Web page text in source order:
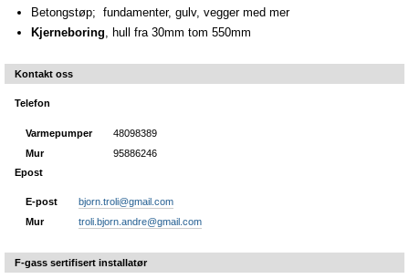
Betongstøp; fundamenter, gulv, vegger med mer
Kjerneboring , hull fra 30mm tom 550mm
Kontakt oss
Telefon
Varmepumper
48098389
Mur
95886246
Epost
E-post
bjorn.troli@gmail.com
Mur
troli.bjorn.andre@gmail.com
F-gass sertifisert installatør